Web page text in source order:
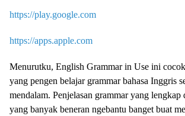
https://play.google.com
https://apps.apple.com
Menurutku, English Grammar in Use ini
yang pengen belajar grammar bahasa Inggris
mendalam. Penjelasan grammar yang lengkap
yang banyak beneran ngebantu banget buat